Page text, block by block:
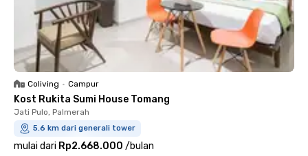
Coliving • Campur
Kost Rukita Sumi House Tomang
Jati Pulo, Palmerah
5.6 km dari generali tower
mulai dari Rp2.668.000 /bulan